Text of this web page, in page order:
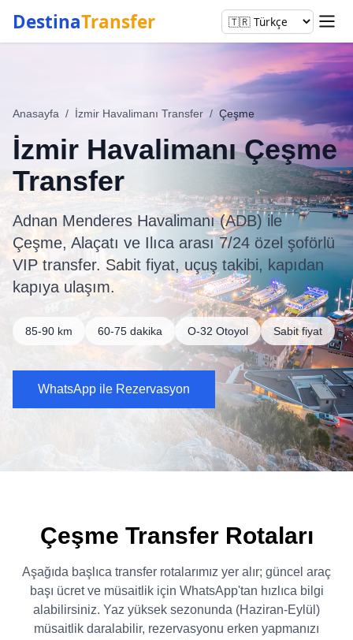
DestinaTransfer
Anasayfa / İzmir Havalimanı Transfer / Çeşme
İzmir Havalimanı Çeşme
Transfer
Adnan Menderes Havalimanı (ADB) ile
Çeşme, Alaçatı ve Ilıca arası 7/24 özel şoförlü
VIP transfer. Sabit fiyat, uçuş takibi, kapıdan
kapıya ulaşım.
85-90 km 60-75 dakika O-32 Otoyol Sabit fiyat
WhatsApp ile Rezervasyon
Çeşme Transfer Rotaları
Aşağıda başlıca transfer rotalarımız yer alır; güncel araç
başı ücret ve müsaitlik için WhatsApp'tan hızlıca bilgi
alabilirsiniz. Yaz yüksek sezonunda (Haziran-Eylül)
müsaitlik daralabilir, rezervasyonu erken yapmanızı